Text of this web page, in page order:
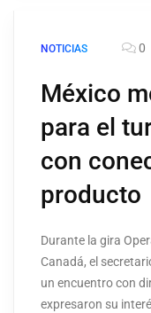
NOTICIAS 0
México
para el
con
producto
Durante la gira
Canadá, el
un encuentro con
expresaron su